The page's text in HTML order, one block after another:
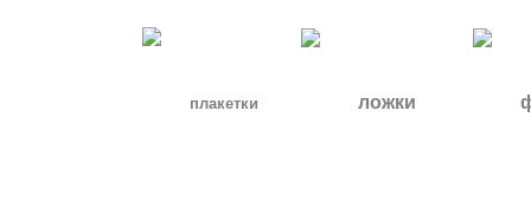
плакетки ложки